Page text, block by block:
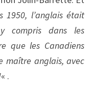
1950, l’anglais était
compris dans les
que les Canadiens
maître anglais, avec
« .